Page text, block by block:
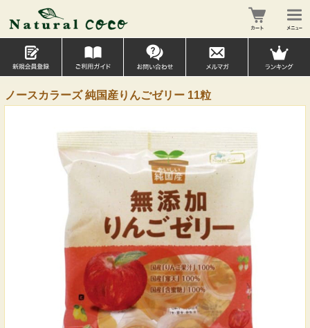
ノースカラーズ 純国産りんごゼリー 11粒